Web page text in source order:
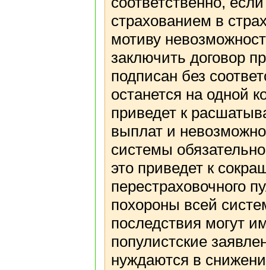
страхованием в
мотиву
заключить договор
подписан без
останется на одной
приведет к
выплат и
системы
это приведет к
перестраховочного
похороны всей
последствия могут
популистские
нуждаются в